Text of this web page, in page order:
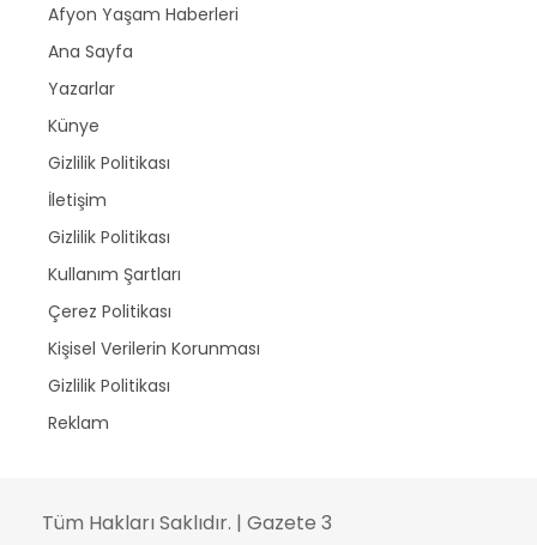
Afyon Yaşam Haberleri
Ana Sayfa
Yazarlar
Künye
Gizlilik Politikası
İletişim
Gizlilik Politikası
Kullanım Şartları
Çerez Politikası
Kişisel Verilerin Korunması
Gizlilik Politikası
Reklam
Tüm Hakları Saklıdır. | Gazete 3